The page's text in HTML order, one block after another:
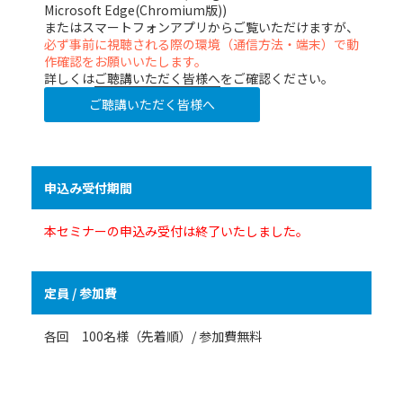
Microsoft Edge(Chromium版))
またはスマートフォンアプリからご覧いただけますが、
必ず事前に視聴される際の環境（通信方法・端末）で動
作確認をお願いいたします。
詳しくはご聴講いただく皆様へをご確認ください。
ご聴講いただく皆様へ
申込み受付期間
本セミナーの申込み受付は終了いたしました。
定員 / 参加費
各回 100名様（先着順）/ 参加費無料